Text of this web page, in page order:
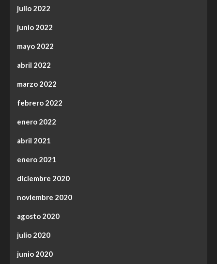
julio 2022
junio 2022
mayo 2022
abril 2022
marzo 2022
febrero 2022
enero 2022
abril 2021
enero 2021
diciembre 2020
noviembre 2020
agosto 2020
julio 2020
junio 2020